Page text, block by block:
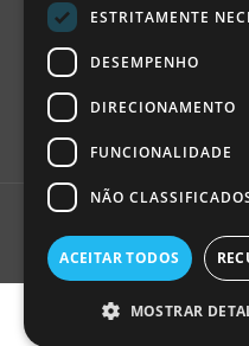
1999 - 2026
Pavilhão do
ESTRITAMENTE
DESEMPENHO
DIRECIONAMENTO
FUNCIONALIDADE
NÃO
ACEITAR TODOS
MOSTRAR